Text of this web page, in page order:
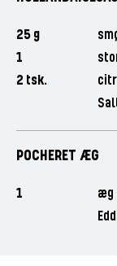
25 g
1
2 tsk.
POCHERET ÆG
1
æg